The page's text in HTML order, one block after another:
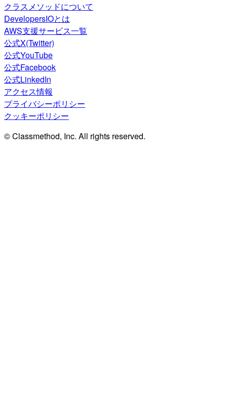
クラスメソッドについて
DevelopersIOとは
AWS支援サービス一覧
公式X(Twitter)
公式YouTube
公式Facebook
公式LinkedIn
アクセス情報
プライバシーポリシー
クッキーポリシー
© Classmethod, Inc. All rights reserved.